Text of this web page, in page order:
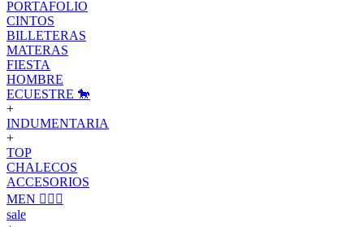
PORTAFOLIO
CINTOS
BILLETERAS
MATERAS
FIESTA
HOMBRE
ECUESTRE 🐎
+
INDUMENTARIA
+
TOP
CHALECOS
ACCESORIOS
MEN 🙋🏽‍♂️
sale